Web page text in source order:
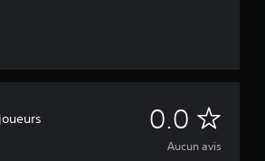
0.0 A
u
Aucun avis